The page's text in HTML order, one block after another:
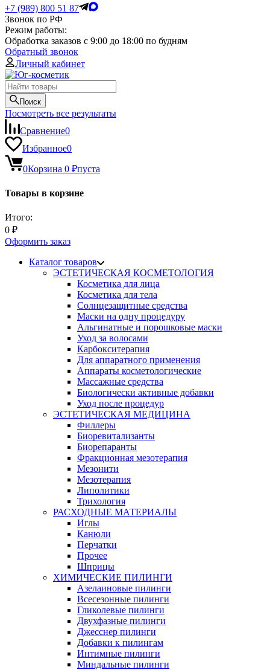
+7 (989) 800 51 87
Звонок по РФ
Режим работы:
Обработка заказов с 9:00 до 18:00 по будням
Обратный звонок
Личный кабинет
Поиск
Посмотреть все результаты
Сравнение0
Избранное0
0Корзина 0 ₽пуста
Товары в корзине
Итого:
0 ₽
Оформить заказ
Каталог товаров
ЭСТЕТИЧЕСКАЯ КОСМЕТОЛОГИЯ
Косметика для лица
Косметика для тела
Солнцезащитные средства
Маски на одну процедуру
Альгинатные и порошковые маски
Уход за волосами
Карбокситерапия
Для аппаратного применения
Аппараты косметологические
Массажные средства
Биологически активные добавки
Уход после процедур
ЭСТЕТИЧЕСКАЯ МЕДИЦИНА
Филлеры
Биоревитализанты
Биорепаранты
Фракционная мезотерапия
Мезонити
Мезотерапия
Липолитики
Трихология
РАСХОДНЫЕ МАТЕРИАЛЫ
Иглы
Канюли
Перчатки
Прочее
Шприцы
ХИМИЧЕСКИЕ ПИЛИНГИ
Азелаиновые пилинги
Всесезонные пилинги
Гликолевые пилинги
Двухфазные пилинги
Джесснер пилинги
Добавки к пилингам
Интимные пилинги
Миндальные пилинги